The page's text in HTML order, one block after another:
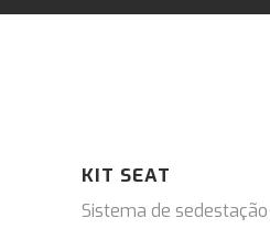
KIT SEAT
Sistema de